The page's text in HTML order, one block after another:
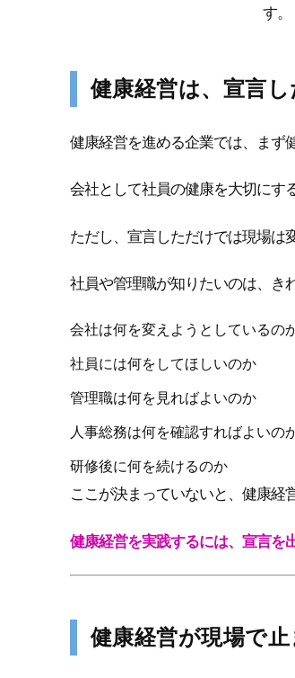
す。
健康経営は、宣言
健康経営を進める企業では、まず
会社として社員の健康を大切にす
ただし、宣言しただけでは現場は
社員や管理職が知りたいのは、き
会社は何を変えようとしているの
社員には何をしてほしいのか
管理職は何を見ればよいのか
人事総務は何を確認すればよいの
研修後に何を続けるのか
ここが決まっていないと、健康経
健康経営を実践するには、宣言を
健康経営が現場で